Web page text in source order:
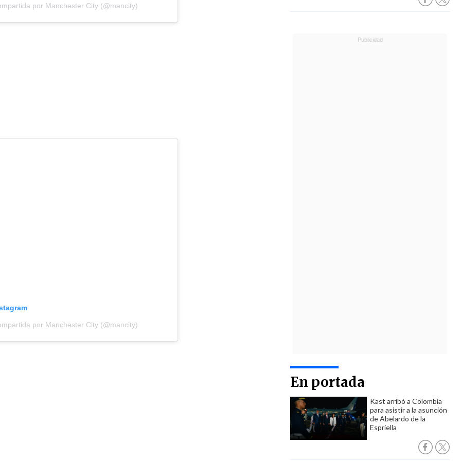
En portada
Kast arribó a Colombia
para asistir a la asunción
de Abelardo de la
Espriella
por Manchester City (@mancity)
por Manchester City (@mancity)